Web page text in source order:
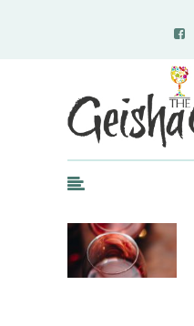
Geisha Gourmet